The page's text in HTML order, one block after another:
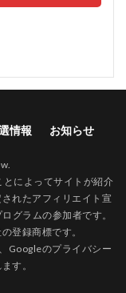
情報 お知らせ
によってサイトが紹介
れたアフィリエイト宣
グラムの参加者です。
登録商標です。
Googleのプライバシー
す。